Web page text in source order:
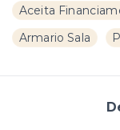
Aceita
Armario Sala